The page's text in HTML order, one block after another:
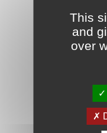
This
and
over